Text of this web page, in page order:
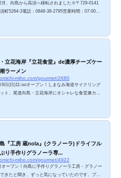
、向島から高須へ移転されました※〒729-0141
町5264-3電話：0848-38-2795営業時間：07:00～
スリールとは、ほほえむ・笑う」という意味のフ
ール)のメニューは？ こじんまりした店内に、食
ッサン、お惣菜パン、菓子パン、お菓子が可愛く
ます。保存料・添加物不使用のふわふ...
立花海岸『立花食堂』de濃厚チーズケー
ラーメン
miho.com/gourmet/2680
9日(日)11:ooオープン！しまなみ海道サイクリング
ト、尾道向島・立花海岸にオシャレな食堂兼カフ
いきそうですね♪同じ敷地内にあるFELT専門レン
すぐオープン予定です。 立花食堂のメニュー
年5月～「立花食堂のお昼ご飯」のみに変更されて
意ください。↓以下のメニューは2...
『工房 蔵nola』(クラノーラ)ドライフル
り手作りグラノーラ専...
miho.com/gourmet/4922
オープン！向島に手作りグラノーラ工房・グラノー
きたと聞き、ずっと気になっていたのです。プレ